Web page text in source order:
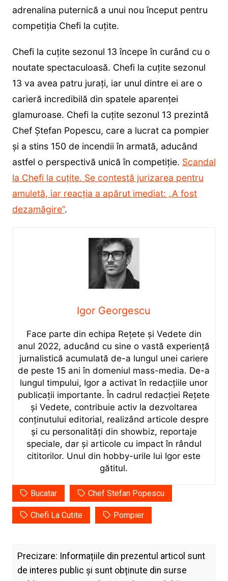
adrenalina puternică a unui nou început pentru
competiția Chefi la cuțite.
Chefi la cuțite sezonul 13 începe în curând cu o
noutate spectaculoasă. Chefi la cuțite sezonul
13 va avea patru jurați, iar unul dintre ei are o
carieră incredibilă din spatele aparenței
glamuroase. Chefi la cuțite sezonul 13 prezintă
Chef Ștefan Popescu, care a lucrat ca pompier
și a stins 150 de incendii în armată, aducând
astfel o perspectivă unică în competiție. Scandal
la Chefi la cuțite. Se contestă jurizarea pentru
amuletă, iar reacția a apărut imediat: „A fost
dezamăgire”.
Igor Georgescu
Face parte din echipa Rețete și Vedete din
anul 2022, aducând cu sine o vastă experiență
jurnalistică acumulată de-a lungul unei cariere
de peste 15 ani în domeniul mass-media. De-a
lungul timpului, Igor a activat în redacțiile unor
publicații importante. În cadrul redacției Rețete
și Vedete, contribuie activ la dezvoltarea
conținutului editorial, realizând articole despre
și cu personalități din showbiz, reportaje
speciale, dar și articole cu impact în rândul
cititorilor. Unul din hobby-urile lui Igor este
gătitul.
Bucatar Chef Stefan Popescu
Chefi La Cutite Pompier
Precizare: Informațiile din prezentul articol sunt
de interes public și sunt obținute din surse